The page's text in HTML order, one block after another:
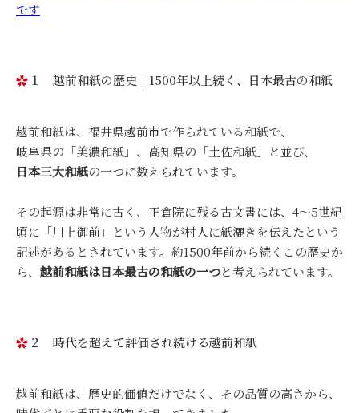
です
１ 越前和紙の歴史｜1500年以上続く、日本最古の和紙
越前和紙は、福井県越前市で作られている和紙で、
岐阜県の「美濃和紙」、高知県の「土佐和紙」と並び、
日本三大和紙の一つに数えられています。
その起源は非常に古く、正倉院に残る古文書には、4〜5世紀
頃に「川上御前」という人物が村人に紙漉きを伝えたという
記述があるとされています。約1500年前から続くこの歴史か
ら、 越前和紙は日本最古の和紙の一つと考えられています。
２ 時代を超えて評価され続ける越前和紙
越前和紙は、歴史的価値だけでなく、その品質の高さから、